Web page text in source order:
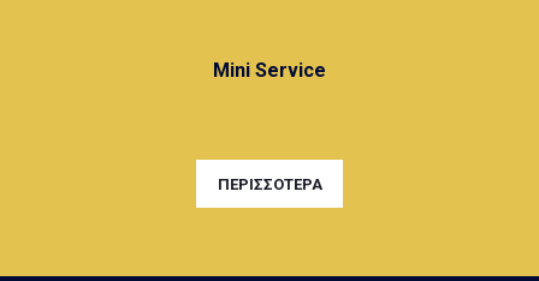
Mini Service
ΠΕΡΙΣΣΟΤΕΡΑ